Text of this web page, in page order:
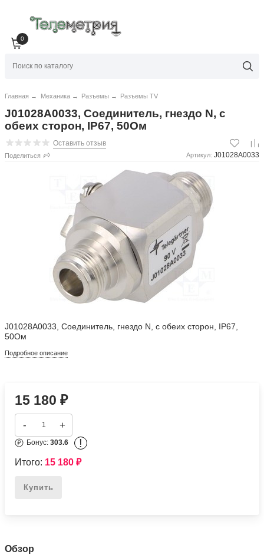
0
Главная → Механика → Разъемы → Разъемы TV
J01028A0033, Соединитель, гнездо N, с
обеих сторон, IP67, 50Ом
Оставить отзыв
Поделиться Артикул: J01028A0033
J01028A0033, Соединитель, гнездо N, с обеих сторон, IP67,
50Ом
Подробное описание
15 180₽
- +
Бонус:303.6 !
Итого: 15 180₽
Купить
Обзор